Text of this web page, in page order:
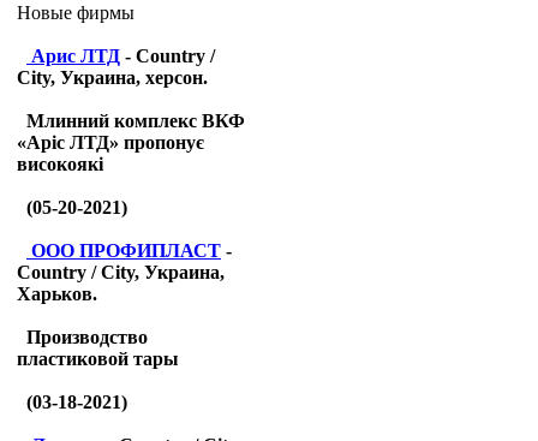
Новые фирмы
Арис ЛТД - Country /
City, Украина, херсон.
Млинний комплекс ВКФ
«Аріс ЛТД» пропонує
високоякі
(05-20-2021)
ООО ПРОФИПЛАСТ -
Country / City, Украина,
Харьков.
Производство
пластиковой тары
(03-18-2021)